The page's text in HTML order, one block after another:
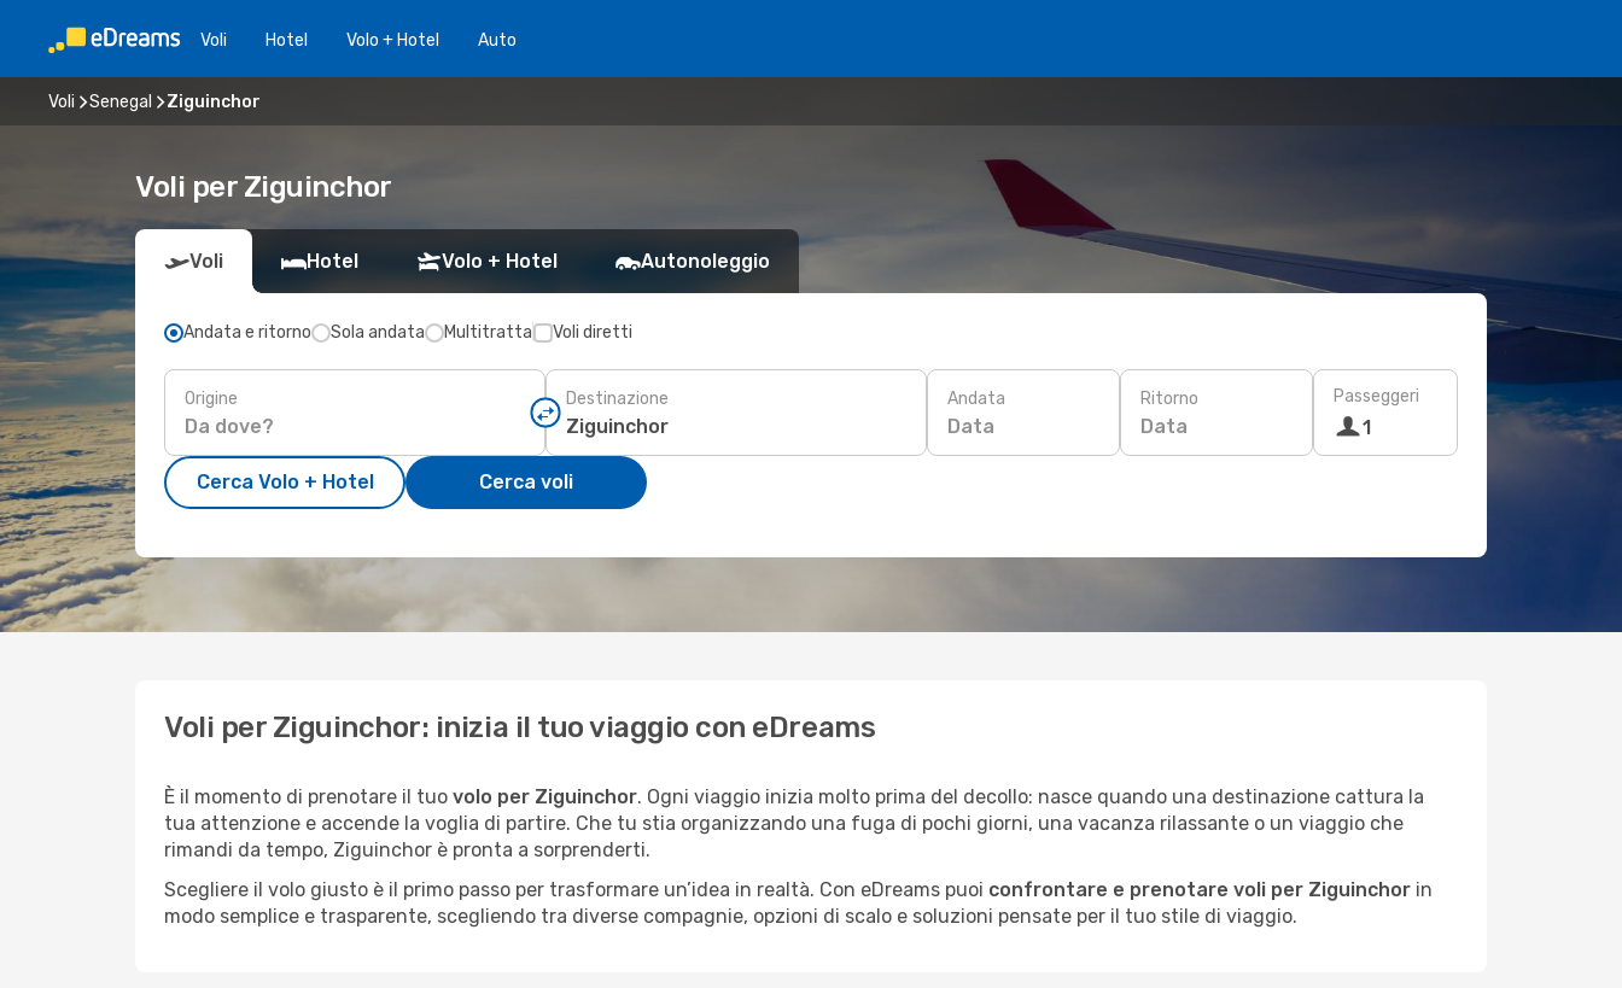
Voli Hotel Volo + Hotel Auto
Voli Senegal Ziguinchor
Voli per Ziguinchor
Voli Hotel Volo + Hotel Autonoleggio
Andata e ritorno Sola andata Multitratta Voli diretti
Origine Destinazione Andata
Data
Ritorno
Data
Passeggeri
1
Cerca Volo + Hotel Cerca voli
Voli per Ziguinchor: inizia il tuo viaggio con eDreams
È il momento di prenotare il tuo volo per Ziguinchor. Ogni viaggio inizia molto prima del decollo: nasce quando una destinazione cattura la
tua attenzione e accende la voglia di partire. Che tu stia organizzando una fuga di pochi giorni, una vacanza rilassante o un viaggio che
rimandi da tempo, Ziguinchor è pronta a sorprenderti.
Scegliere il volo giusto è il primo passo per trasformare un’idea in realtà. Con eDreams puoi confrontare e prenotare voli per Ziguinchor in
modo semplice e trasparente, scegliendo tra diverse compagnie, opzioni di scalo e soluzioni pensate per il tuo stile di viaggio.